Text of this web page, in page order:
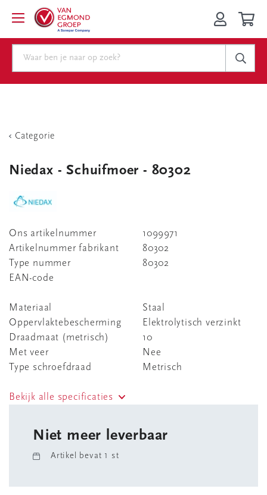
Categorie
Niedax - Schuifmoer - 80302
Ons artikelnummer
1099971
Artikelnummer fabrikant
80302
Type nummer
80302
EAN-code
Materiaal
Staal
Oppervlaktebescherming
Elektrolytisch verzinkt
Draadmaat (metrisch)
10
Met veer
Nee
Type schroefdraad
Metrisch
Bekijk alle specificaties
Niet meer leverbaar
Artikel bevat 1 st